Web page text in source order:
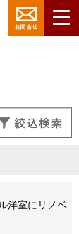
洋室にリノベ